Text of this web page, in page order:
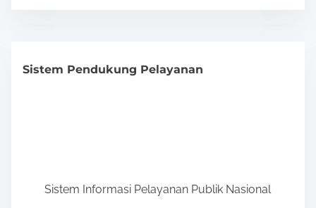
Sistem Pendukung Pelayanan
Sistem Informasi Pelayanan Publik Nasional